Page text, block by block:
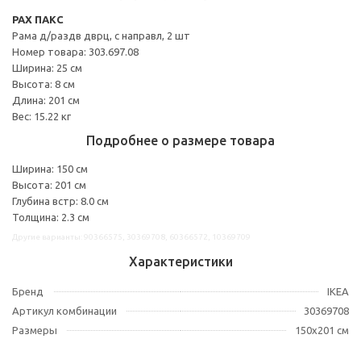
PAX ПАКС
Рама д/раздв дврц, с направл, 2 шт
Номер товара: 303.697.08
Ширина: 25 см
Высота: 8 см
Длина: 201 см
Вес: 15.22 кг
Подробнее о размере товара
Ширина: 150 см
Высота: 201 см
Глубина встр: 8.0 см
Толщина: 2.3 см
Характеристики
Бренд
IKEA
Артикул комбинации
30369708
Размеры
150x201 см